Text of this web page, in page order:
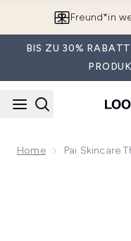
Freund*in
BIS ZU 30%
Home Pai Skincare